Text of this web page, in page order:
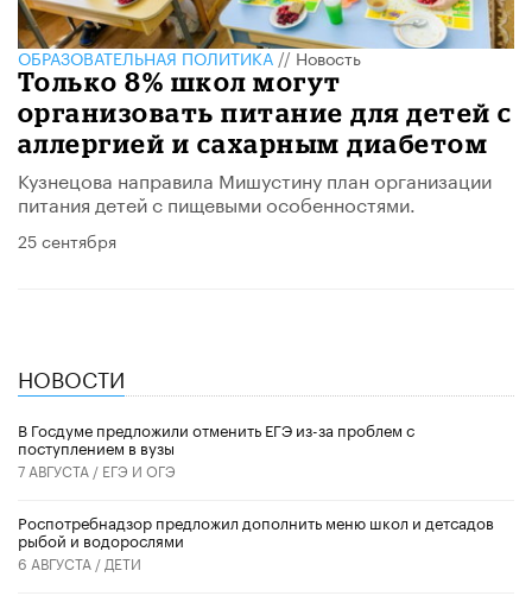
ОБРАЗОВАТЕЛЬНАЯ ПОЛИТИКА//Новость
Только 8% школ могут
организовать питание для детей с
аллергией и сахарным диабетом
Кузнецова направила Мишустину план организации
питания детей с пищевыми особенностями.
25 сентября
НОВОСТИ
В Госдуме предложили отменить ЕГЭ из-за проблем с
поступлением в вузы
7 АВГУСТА / ЕГЭ И ОГЭ
Роспотребнадзор предложил дополнить меню школ и детсадов
рыбой и водорослями
6 АВГУСТА / ДЕТИ